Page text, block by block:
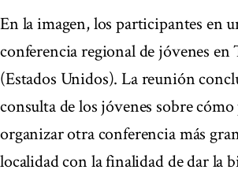
En la imagen, los participantes en
conferencia regional de jóvenes en
(Estados Unidos). La reunión
consulta de los jóvenes sobre
organizar otra conferencia más
localidad con la finalidad de dar la